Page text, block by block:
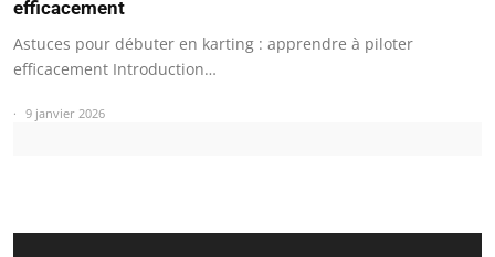
efficacement
Astuces pour débuter en karting : apprendre à piloter
efficacement Introduction…
9 janvier 2026